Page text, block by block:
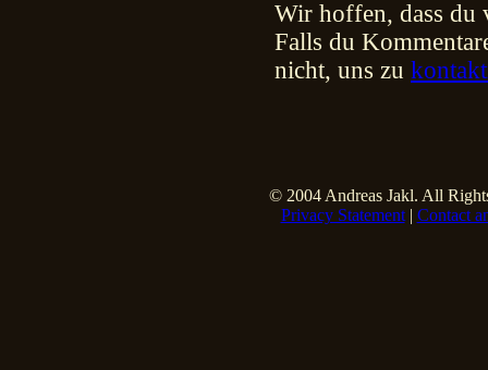
Wir hoffen, dass du
Falls du
nicht, uns zu
© 2004 Andreas Jakl. All
Privacy Statement| Contact